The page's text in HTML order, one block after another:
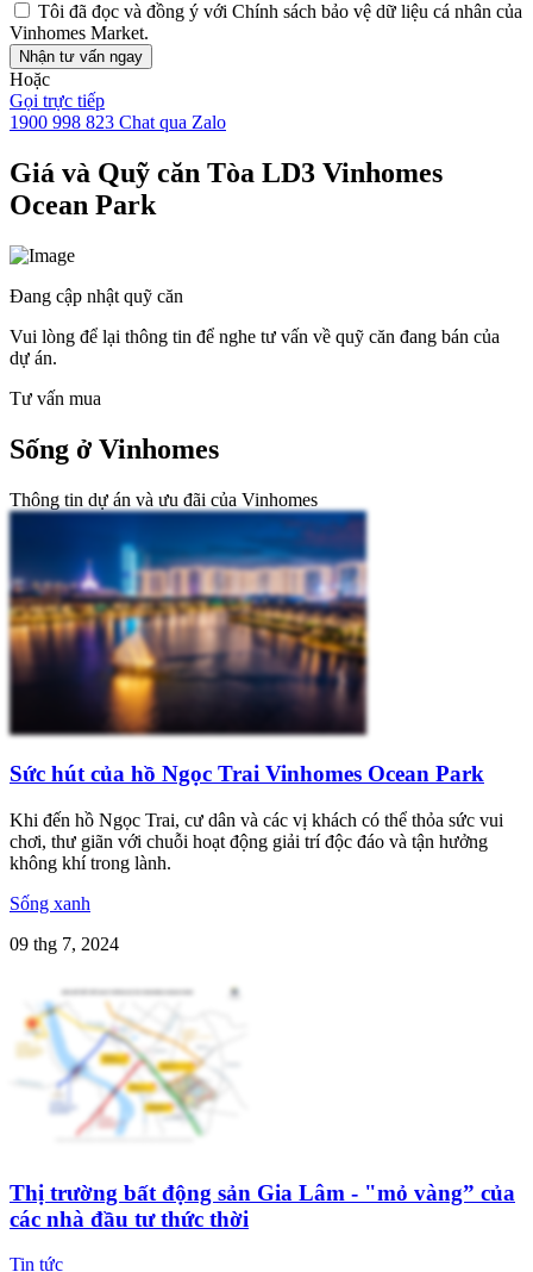
Tôi đã đọc và đồng ý với Chính sách bảo vệ dữ liệu cá nhân của
Vinhomes Market.
Nhận tư vấn ngay
Hoặc
Gọi trực tiếp
1900 998 823 Chat qua Zalo
Giá và Quỹ căn Tòa LD3 Vinhomes
Ocean Park
Đang cập nhật quỹ căn
Vui lòng để lại thông tin để nghe tư vấn về quỹ căn đang bán của
dự án.
Tư vấn mua
Sống ở Vinhomes
Thông tin dự án và ưu đãi của Vinhomes
Sức hút của hồ Ngọc Trai Vinhomes Ocean Park
Khi đến hồ Ngọc Trai, cư dân và các vị khách có thể thỏa sức vui
chơi, thư giãn với chuỗi hoạt động giải trí độc đáo và tận hưởng
không khí trong lành.
Sống xanh
09 thg 7, 2024
Thị trường bất động sản Gia Lâm - "mỏ vàng” của
các nhà đầu tư thức thời
Tin tức